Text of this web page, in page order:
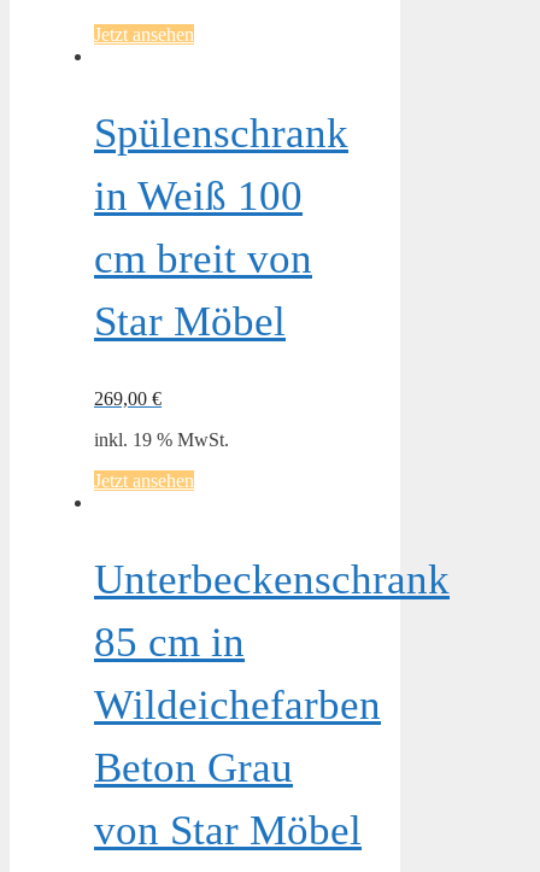
Jetzt ansehen
Spülenschrank
in Weiß 100
cm breit von
Star Möbel
269,00 €
inkl. 19 % MwSt.
Jetzt ansehen
Unterbeckenschrank
85 cm in
Wildeichefarben
Beton Grau
von Star Möbel